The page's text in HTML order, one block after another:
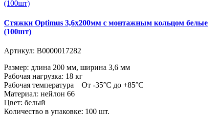
Стяжки Optimus 3,6x200мм с монтажным кольцом белые
(100шт)
Артикул: В0000017282
Размер: длина 200 мм, ширина 3,6 мм
Рабочая нагрузка: 18 кг
Рабочая температура От -35°С до +85°С
Материал: нейлон 66
Цвет: белый
Количество в упаковке: 100 шт.